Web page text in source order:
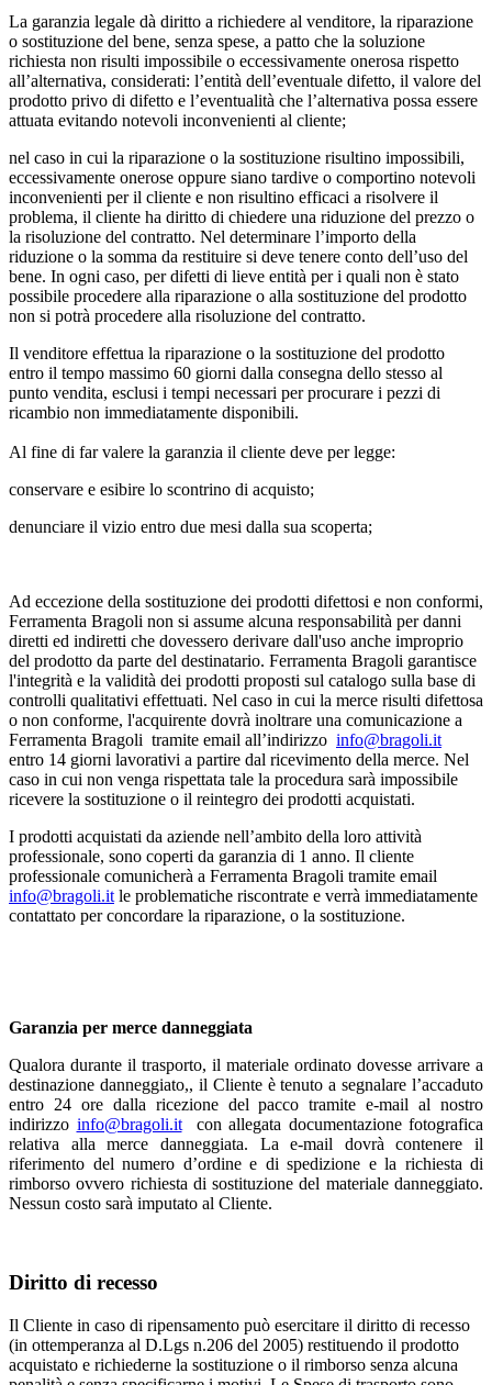
La garanzia legale dà diritto a richiedere al venditore, la riparazione
o sostituzione del bene, senza spese, a patto che la soluzione
richiesta non risulti impossibile o eccessivamente onerosa rispetto
all’alternativa, considerati: l’entità dell’eventuale difetto, il valore del
prodotto privo di difetto e l’eventualità che l’alternativa possa essere
attuata evitando notevoli inconvenienti al cliente;
nel caso in cui la riparazione o la sostituzione risultino impossibili,
eccessivamente onerose oppure siano tardive o comportino notevoli
inconvenienti per il cliente e non risultino efficaci a risolvere il
problema, il cliente ha diritto di chiedere una riduzione del prezzo o
la risoluzione del contratto. Nel determinare l’importo della
riduzione o la somma da restituire si deve tenere conto dell’uso del
bene. In ogni caso, per difetti di lieve entità per i quali non è stato
possibile procedere alla riparazione o alla sostituzione del prodotto
non si potrà procedere alla risoluzione del contratto.
Il venditore effettua la riparazione o la sostituzione del prodotto
entro il tempo massimo 60 giorni dalla consegna dello stesso al
punto vendita, esclusi i tempi necessari per procurare i pezzi di
ricambio non immediatamente disponibili.
Al fine di far valere la garanzia il cliente deve per legge:
conservare e esibire lo scontrino di acquisto;
denunciare il vizio entro due mesi dalla sua scoperta;
Ad eccezione della sostituzione dei prodotti difettosi e non conformi,
Ferramenta Bragoli non si assume alcuna responsabilità per danni
diretti ed indiretti che dovessero derivare dall'uso anche improprio
del prodotto da parte del destinatario. Ferramenta Bragoli garantisce
l'integrità e la validità dei prodotti proposti sul catalogo sulla base di
controlli qualitativi effettuati. Nel caso in cui la merce risulti difettosa
o non conforme, l'acquirente dovrà inoltrare una comunicazione a
Ferramenta Bragoli tramite email all’indirizzo info@bragoli.it
entro 14 giorni lavorativi a partire dal ricevimento della merce. Nel
caso in cui non venga rispettata tale la procedura sarà impossibile
ricevere la sostituzione o il reintegro dei prodotti acquistati.
I prodotti acquistati da aziende nell’ambito della loro attività
professionale, sono coperti da garanzia di 1 anno. Il cliente
professionale comunicherà a Ferramenta Bragoli tramite email
info@bragoli.it le problematiche riscontrate e verrà immediatamente
contattato per concordare la riparazione, o la sostituzione.
Garanzia per merce danneggiata
Qualora durante il trasporto, il materiale ordinato dovesse arrivare a
destinazione danneggiato,, il Cliente è tenuto a segnalare l’accaduto
entro 24 ore dalla ricezione del pacco tramite e-mail al nostro
indirizzo info@bragoli.itcon allegata documentazione fotografica
relativa alla merce danneggiata. La e-mail dovrà contenere il
riferimento del numero d’ordine e di spedizione e la richiesta di
rimborso ovvero richiesta di sostituzione del materiale danneggiato.
Nessun costo sarà imputato al Cliente.
Diritto di recesso
Il Cliente in caso di ripensamento può esercitare il diritto di recesso
(in ottemperanza al D.Lgs n.206 del 2005) restituendo il prodotto
acquistato e richiederne la sostituzione o il rimborso senza alcuna